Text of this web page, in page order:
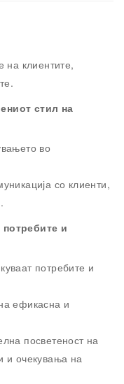
на клиентите,
стил на
во
со клиенти,
и
потребите и
ефикасна и
посветеност на
и очекувања на